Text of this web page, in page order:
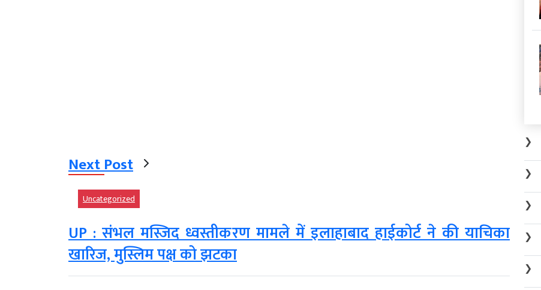
Next Post
Uncategorized
UP : संभल मस्जिद ध्वस्तीकरण मामले में इलाहाबाद हाईकोर्ट ने की याचिका
खारिज, मुस्लिम पक्ष को झटका
❯
❯
❯
❯
❯